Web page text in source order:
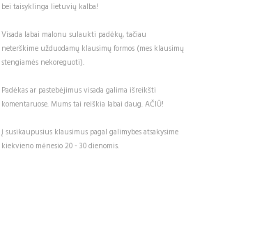
bei taisyklinga lietuvių kalba!
Visada labai malonu sulaukti padėkų, tačiau
neterškime užduodamų klausimų formos (mes klausimų
stengiamės nekoreguoti).
Padėkas ar pastebėjimus visada galima išreikšti
komentaruose. Mums tai reiškia labai daug. AČIŪ!
Į susikaupusius klausimus pagal galimybes atsakysime
kiekvieno mėnesio 20 - 30 dienomis.